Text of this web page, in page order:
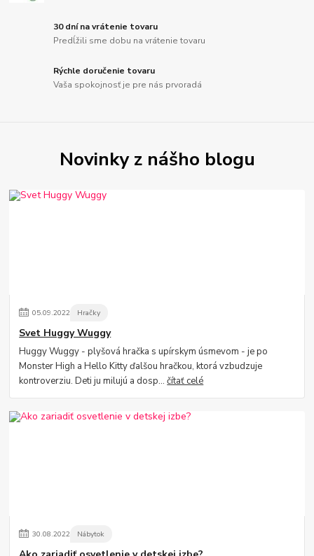
30 dní na vrátenie tovaru
Predĺžili sme dobu na vrátenie tovaru
Rýchle doručenie tovaru
Vaša spokojnosť je pre nás prvoradá
Novinky z nášho blogu
05.09.2022 Hračky
Svet Huggy Wuggy
Huggy Wuggy - plyšová hračka s upírskym úsmevom - je po
Monster High a Hello Kitty ďalšou hračkou, ktorá vzbudzuje
kontroverziu. Deti ju milujú a dosp...čítať celé
30.08.2022 Nábytok